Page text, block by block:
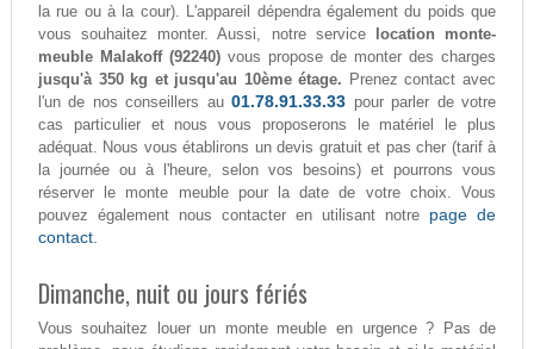
la rue ou à la cour). L'appareil dépendra également du poids que
vous souhaitez monter. Aussi, notre service
location monte-
meuble Malakoff (92240)vous propose de monter des charges
jusqu'à 350 kg et jusqu'au 10ème étage. Prenez contact avec
l'un de nos conseillers au01.78.91.33.33 pour parler de votre
cas particulier et nous vous proposerons le matériel le plus
adéquat. Nous vous établirons un devis gratuit et pas cher (tarif à
la journée ou à l'heure, selon vos besoins) et pourrons vous
réserver le monte meuble pour la date de votre choix. Vous
pouvez également nous contacter en utilisant notre page de
contact.
Dimanche, nuit ou jours fériés
Vous souhaitez louer un monte meuble en urgence ? Pas de